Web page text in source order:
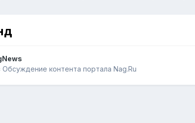
Обсуждение контента портала Nag.Ru